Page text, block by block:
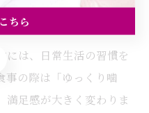
習慣の見直し方
には、日常生活の習慣を
事の際は「ゆっくり噛
満足感が大きく変わりま
ちら
ちら